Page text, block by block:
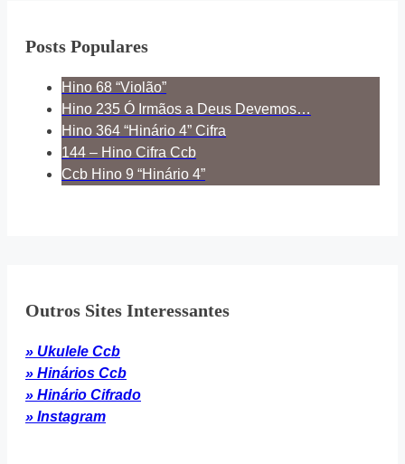
Posts Populares
Hino 68 “Violão”
Hino 235 Ó Irmãos a Deus Devemos…
Hino 364 “Hinário 4” Cifra
144 – Hino Cifra Ccb
Ccb Hino 9 “Hinário 4”
Outros Sites Interessantes
» Ukulele Ccb
» Hinários Ccb
» Hinário Cifrado
» Instagram